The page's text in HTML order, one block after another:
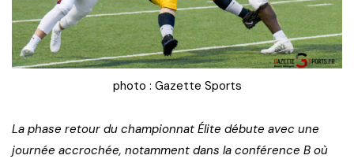
photo : Gazette Sports
La phase retour du championnat Élite débute avec une
journée accrochée, notamment dans la conférence B où